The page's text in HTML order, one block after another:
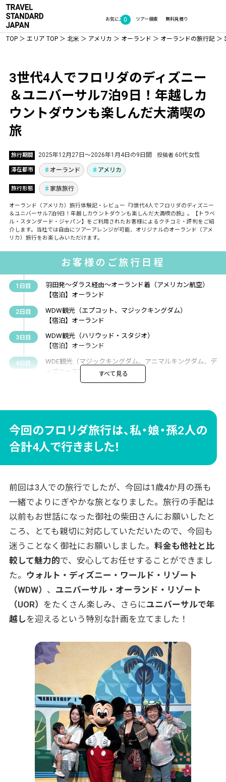
お気に入り
0 無料見積り
ツアー検索
TOP エリア TOP 北米 アメリカ オーランド オーランドの旅行記
3世代4人でフロリダのディズニー
＆ユニバーサル7泊9日！年越しカ
ウントダウンも楽しんだ大満喫の
旅
旅行期間 2025年12月27日〜2026年1月4日の9日間 投稿者 60代女性
滞在都市 オーランド アメリカ
旅行形態 家族旅行
オーランド（アメリカ）旅行体験記・レビュー『3世代4人でフロリダのディズニー
＆ユニバーサル7泊9日！年越しカウントダウンも楽しんだ大満喫の旅』。【トラベ
ル・スタンダード・ジャパン】をご利用されたお客様によるクチコミ・評判をご紹
介します。当社では自由にツアーアレンジが可能、オリジナルのオーランド（アメ
リカ）旅行をお楽しみいただけます。
お客様のご旅行日程
1日目
羽田発〜ダラス経由～オーランド着（アメリカン航空）
【宿泊】オーランド
2日目
WDW観光（エプコット、マジックキングダム）
【宿泊】オーランド
3日目
WDW観光（ハリウッド・スタジオ）
【宿泊】オーランド
4日目
WDE観光（マジックキングダム、アニマルキングダム、デ
ィズニースプリングス）
【宿泊】オーランド
6日目
UOR観光（アイランド・オブ・アドベンジャー）
【宿泊】オーランド
8日目
オーランド発〜ダラス経由～
9日目
すべて見る
今回のフロリダ旅行は、私・娘・孫2人の
合計4人で行きました！
前回は3人での旅行でしたが、今回は1歳4か月の孫も
一緒でよりにぎやかな旅となりました。旅行の手配は
以前もお世話になった御社の柴田さんにお願いしたと
ころ、とても親切に対応していただいたので、今回も
迷うことなく御社にお願いしました。 料金も他社と比
較して魅力的で、安心してお任せすることができまし
た。
ウォルト・ディズニー・ワールド・リゾート
（WDW） 、 ユニバーサル・オーランド・リゾート
（UOR） をたくさん楽しみ、さらにユニバーサルで年
越しを迎えるという特別な計画を立てました！